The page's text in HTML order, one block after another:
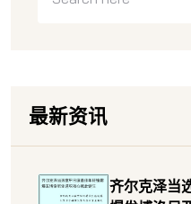
最新资讯
齐尔克泽当